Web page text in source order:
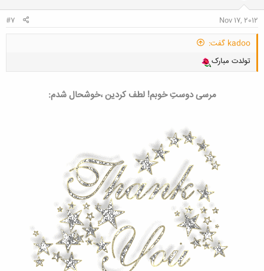
Nov 17, 2012
#7
kadoo گفت:
تولدت مبارک
مرسی دوستِ خوبم! لطف کردین ،خوشحال شدم: